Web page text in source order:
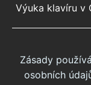
Výuka klavíru v
Zásady
osobních